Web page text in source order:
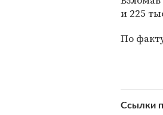
и 225
По
Ссылки